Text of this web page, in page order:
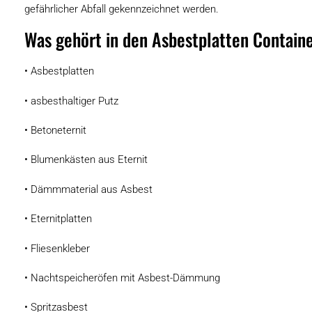
gefährlicher Abfall gekennzeichnet werden.
Was gehört in den Asbestplatten
• Asbestplatten
• asbesthaltiger Putz
• Betoneternit
• Blumenkästen aus Eternit
• Dämmmaterial aus Asbest
• Eternitplatten
• Fliesenkleber
• Nachtspeicheröfen mit Asbest-Dämmung
• Spritzasbest